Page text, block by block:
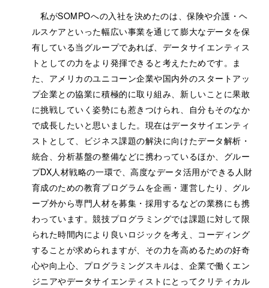
私がSOMPOへの入社を決めたのは、保険や介護・ヘ
ルスケアといった幅広い事業を通じて膨大なデータを保
有している当グループであれば、データサイエンティス
トとしての力をより発揮できると考えたためです。ま
た、アメリカのユニコーン企業や国内外のスタートアッ
プ企業との協業に積極的に取り組み、新しいことに果敢
に挑戦していく姿勢にも惹きつけられ、自分もそのなか
で成長したいと思いました。現在はデータサイエンティ
ストとして、ビジネス課題の解決に向けたデータ解析・
統合、分析基盤の整備などに携わっているほか、グルー
プDX人材戦略の一環で、高度なデータ活用ができる人財
育成のための教育プログラムを企画・運営したり、グル
ープ外から専門人材を募集・採用するなどの業務にも携
わっています。競技プログラミングでは課題に対して限
られた時間内により良いロジックを考え、コーディング
することが求められますが、その力を高めるための好奇
心や向上心、プログラミングスキルは、企業で働くエン
ジニアやデータサイエンティストにとってクリティカル